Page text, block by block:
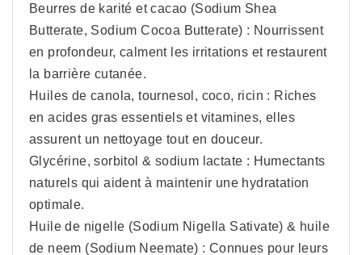
Beurres de karité et cacao (Sodium Shea
Butterate, Sodium Cocoa Butterate) : Nourrissent
en profondeur, calment les irritations et restaurent
la barrière cutanée.
Huiles de canola, tournesol, coco, ricin : Riches
en acides gras essentiels et vitamines, elles
assurent un nettoyage tout en douceur.
Glycérine, sorbitol & sodium lactate : Humectants
naturels qui aident à maintenir une hydratation
optimale.
Huile de nigelle (Sodium Nigella Sativate) & huile
de neem (Sodium Neemate) : Connues pour leurs